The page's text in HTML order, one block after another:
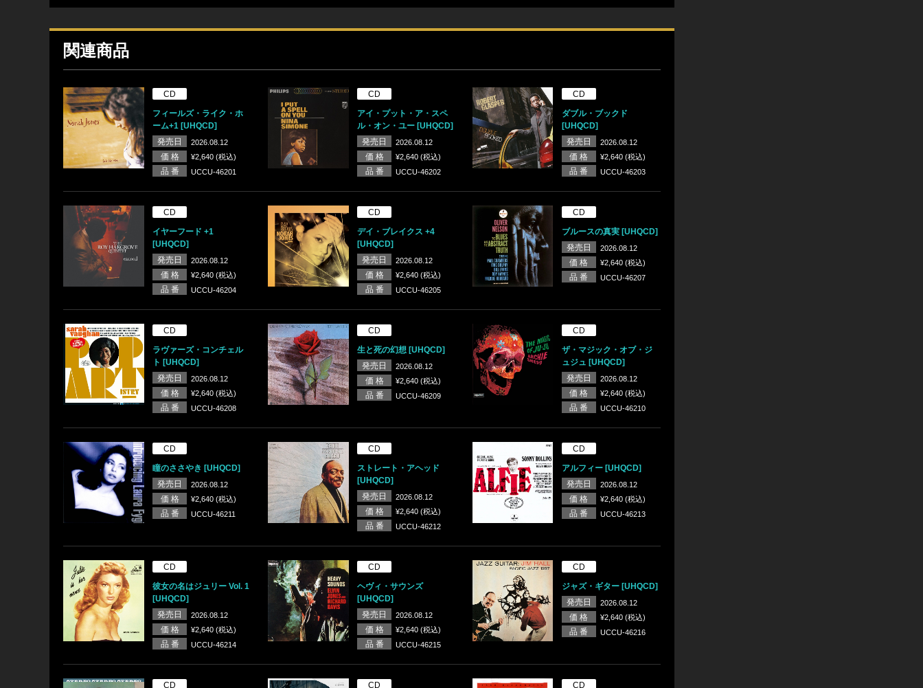
関連商品
CD
フィールズ・ライク・ホ
ーム+1 [UHQCD]
発売日
2026.08.12
価 格 ¥2,640 (税込)
品 番 UCCU-46201
CD
アイ・プット・ア・スペ
ル・オン・ユー [UHQCD]
発売日
2026.08.12
価 格 ¥2,640 (税込)
品 番 UCCU-46202
CD
ダブル・ブックド
[UHQCD]
発売日
2026.08.12
価 格 ¥2,640 (税込)
品 番 UCCU-46203
CD
イヤーフード +1
[UHQCD]
発売日
2026.08.12
価 格 ¥2,640 (税込)
品 番 UCCU-46204
CD
デイ・ブレイクス +4
[UHQCD]
発売日
2026.08.12
価 格 ¥2,640 (税込)
品 番 UCCU-46205
CD
ブルースの真実 [UHQCD]
発売日
2026.08.12
価 格 ¥2,640 (税込)
品 番 UCCU-46207
CD
ラヴァーズ・コンチェル
ト [UHQCD]
発売日
2026.08.12
価 格 ¥2,640 (税込)
品 番 UCCU-46208
CD
生と死の幻想 [UHQCD]
発売日
2026.08.12
価 格 ¥2,640 (税込)
品 番 UCCU-46209
CD
ザ・マジック・オブ・ジ
ュジュ [UHQCD]
発売日
2026.08.12
価 格 ¥2,640 (税込)
品 番 UCCU-46210
CD
瞳のささやき [UHQCD]
発売日
2026.08.12
価 格 ¥2,640 (税込)
品 番 UCCU-46211
CD
ストレート・アヘッド
[UHQCD]
発売日
2026.08.12
価 格 ¥2,640 (税込)
品 番 UCCU-46212
CD
アルフィー [UHQCD]
発売日
2026.08.12
価 格 ¥2,640 (税込)
品 番 UCCU-46213
CD
彼女の名はジュリー Vol. 1
[UHQCD]
発売日
2026.08.12
価 格 ¥2,640 (税込)
品 番 UCCU-46214
CD
ヘヴィ・サウンズ
[UHQCD]
発売日
2026.08.12
価 格 ¥2,640 (税込)
品 番 UCCU-46215
CD
ジャズ・ギター [UHQCD]
発売日
2026.08.12
価 格 ¥2,640 (税込)
品 番 UCCU-46216
CD CD CD